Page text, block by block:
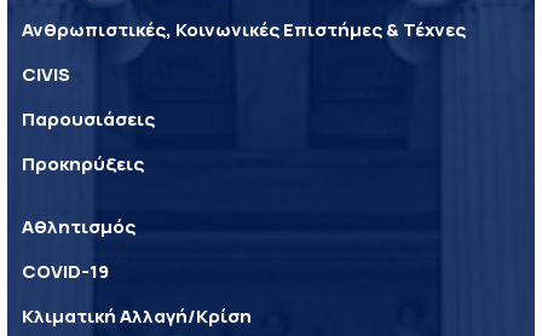
Ανθρωπιστικές, Κοινωνικές Επιστήμες & Τέχνες
CIVIS
Παρουσιάσεις
Προκηρύξεις
Αθλητισμός
COVID-19
Κλιματική Αλλαγή/Κρίση